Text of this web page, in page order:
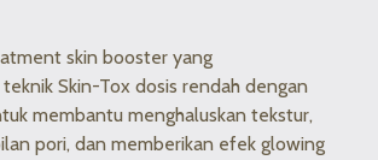
skin booster yang
Skin-Tox dosis rendah dengan
membantu menghaluskan tekstur,
pori, dan memberikan efek glowing